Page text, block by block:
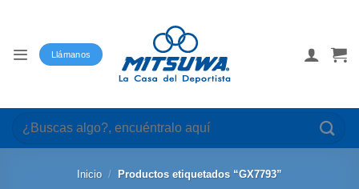
Llámanos
Buscar
por:
Inicio / Productos etiquetados “GX7793”